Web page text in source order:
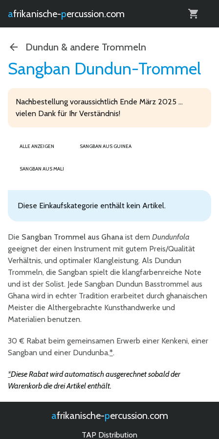
afrikanische- percussion.com
Dundun & andere Trommeln
Sangban Dundun-Trommel
Nachbestellung voraussichtlich Ende März 2025 ...
vielen Dank für Ihr Verständnis!
ALLE ANZEIGEN SANGBAN AUS GUINEA
SANGBAN AUS MALI
Diese Einkaufskategorie enthält kein Artikel.
Die Sangban Trommel aus Ghana ist dem Dundunfola
geeignet der einen Instrument mit gutem Preis/Qualität
Verhältnis, und optimaler Klangleistung. Als Dundun
Trommeln, die Sangban spielt die klangfarbenreiche Note
und ist der Solist. Jede Sangban Dundun Basstrommel aus
Ghana wird in echter Tradition erarbeitet durch ghanaischen
Meister die Althergebrachte Kunsthandwerke und
Materialien benutzen.
30 € Rabat beim gemeinsamen Erwerb einer Kenkeni, einer
Sangban und einer Dundunba.*.
*Diese Rabat wird automatisch ausgerechnet sobald der
Warenkorb die drei Artikel enthält.
afrikanische- percussion.com
TAP Distribution